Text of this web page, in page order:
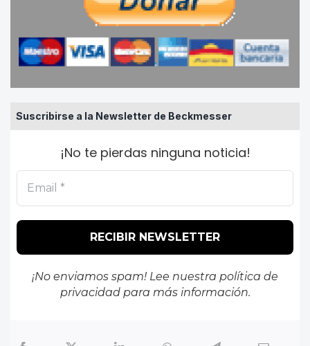
Suscribirse a la Newsletter de Beckmesser
¡No te pierdas ninguna noticia!
¡No enviamos spam! Lee nuestra política de
privacidadpara más información.